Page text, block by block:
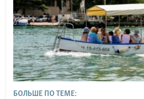
БОЛЬШЕ ПО ТЕМЕ: